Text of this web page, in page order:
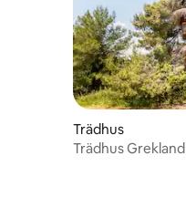
Trädhus
Trädhus Grekland